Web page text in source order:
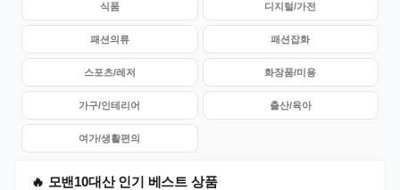
식품 디지털/가전
패션의류 패션잡화
스포츠/레저 화장품/미용
가구/인테리어 출산/육아
여가/생활편의
🔥 모밴10대산 인기 베스트 상품